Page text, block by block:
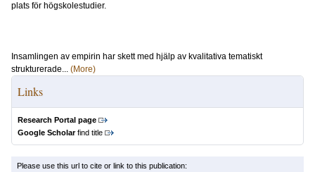
plats för högskolestudier.
Insamlingen av empirin har skett med hjälp av kvalitativa tematiskt
strukturerade... (More)
Links
Research Portal page
Google Scholarfind title
Please use this url to cite or link to this publication: